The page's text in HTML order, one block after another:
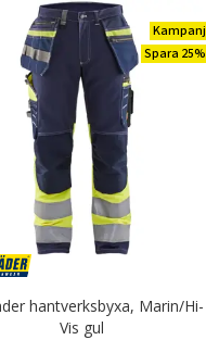
Kampanj
Spara 25%
hantverksbyxa, Marin/Hi-
Vis gul